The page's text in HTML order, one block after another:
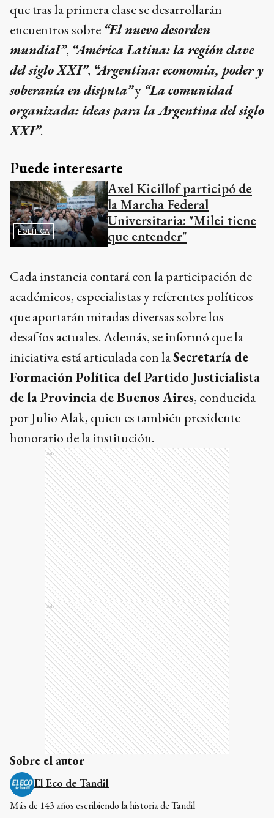
que tras la primera clase se desarrollarán
encuentros sobre “El nuevo desorden
mundial”, “América Latina: la región clave
del siglo XXI”, “Argentina: economía, poder y
soberanía en disputa”y “La comunidad
organizada: ideas para la Argentina del siglo
XXI”.
Puede interesarte
POLÍTICA
Axel Kicillof participó de
la Marcha Federal
Universitaria: "Milei tiene
que entender"
Cada instancia contará con la participación de
académicos, especialistas y referentes políticos
que aportarán miradas diversas sobre los
desafíos actuales. Además, se informó que la
iniciativa está articulada con laSecretaría de
Formación Política del Partido Justicialista
de la Provincia de Buenos Aires, conducida
por Julio Alak, quien es también presidente
honorario de la institución.
Ads
Ads
Sobre el autor
El Eco de Tandil
Más de 143 años escribiendo la historia de Tandil